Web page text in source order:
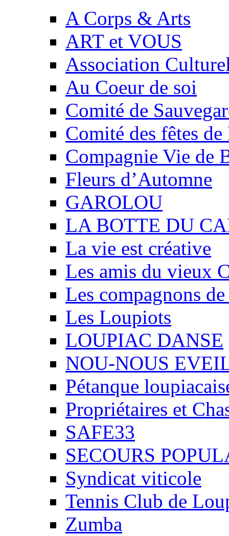
A Corps & Arts
ART et VOUS
Association
Au Coeur de soi
Comité de
Comité des fêtes
Compagnie Vie de
Fleurs d’Automne
GAROLOU
LA BOTTE DU
La vie est créative
Les amis du vieux
Les compagnons
Les Loupiots
LOUPIAC DANSE
NOU-NOUS
Pétanque
Propriétaires et
SAFE33
SECOURS
Syndicat viticole
Tennis Club de
Zumba